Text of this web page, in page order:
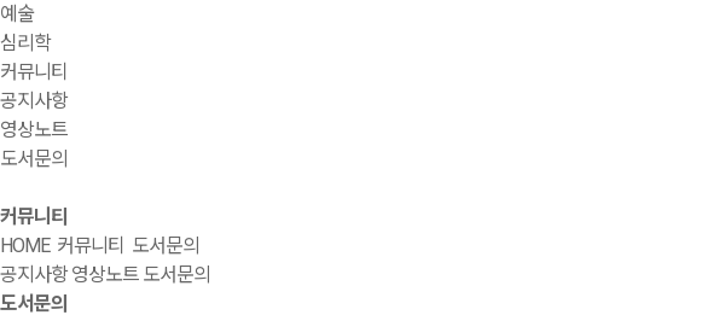
예술
심리학
커뮤니티
공지사항
영상노트
도서문의
커뮤니티
HOME 커뮤니티 도서문의
공지사항 영상노트 도서문의
도서문의